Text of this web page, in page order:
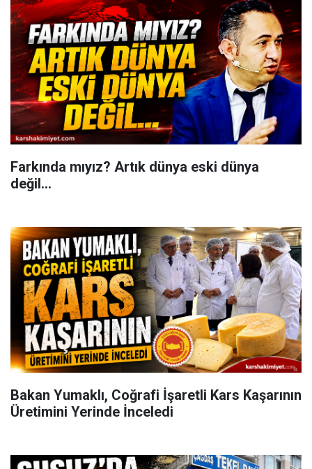
Farkında mıyız? Artık dünya eski dünya
değil...
Bakan Yumaklı, Coğrafi İşaretli Kars Kaşarının
Üretimini Yerinde İnceledi